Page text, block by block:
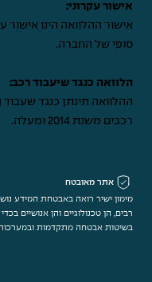
אישור עקרוני:
אישור ההלוואה הינו אישור
סופי של החברה.
הלוואה כנגד שיעבוד רכב:
ההלוואה תינתן כנגד
רכבים משנת 2014 ומעלה.
אתר מאובטח
מימון ישיר רואה באבטחת המידע
רבים, הן טכנולוגיים והן אנושיים
בשיטות אבטחה מתקדמות